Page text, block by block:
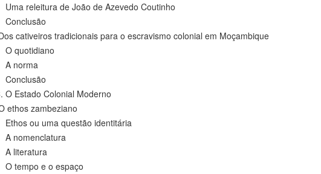
releitura de João de Azevedo Coutinho
cativeiros tradicionais para o escravismo colonial em Moçambique
quotidiano
norma
O Estado Colonial Moderno
ethos zambeziano
ou uma questão identitária
nomenclatura
literatura
tempo e o espaço